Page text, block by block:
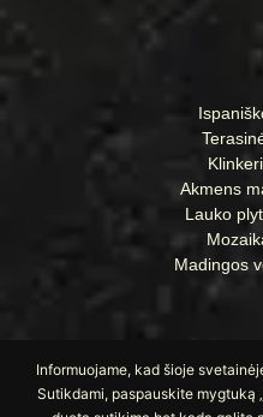
Akmens
Lauko
Madingos
Informuojame, kad šioje
Sutikdami, paspauskite mygtuką